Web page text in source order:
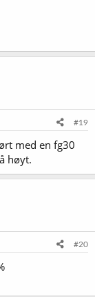
#19
med en fg30
høyt.
#20